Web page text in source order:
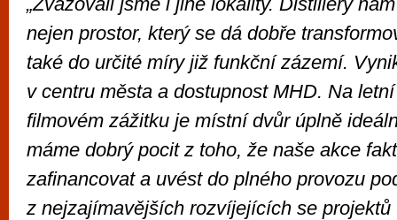
nejen prostor, který se dá dobře
také do určité míry již funkční zázemí.
v centru města a dostupnost MHD. Na
filmovém zážitku je místní dvůr úplně
máme dobrý pocit z toho, že naše akce
zafinancovat a uvést do plného provozu
z nejzajímavějších rozvíjejících se projektů